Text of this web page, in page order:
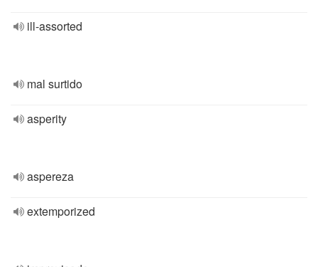
ill-assorted
mal surtido
asperity
aspereza
extemporized